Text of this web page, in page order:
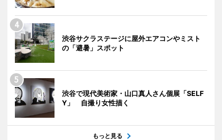
渋谷サクラステージに屋外エアコンやミスト
の「避暑」スポット
渋谷で現代美術家・山口真人さん個展「SELF
Y」 自撮り女性描く
もっと見る